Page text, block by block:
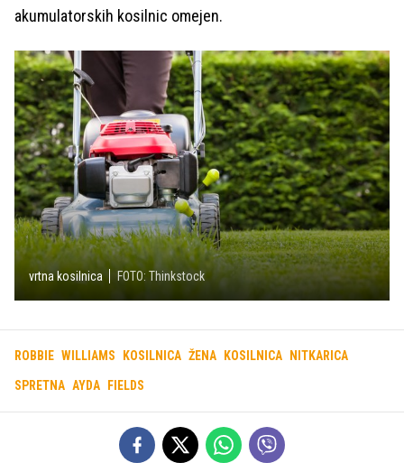
akumulatorskih kosilnic omejen.
vrtna kosilnica FOTO: Thinkstock
ROBBIE WILLIAMS KOSILNICA ŽENA KOSILNICA NITKARICA
SPRETNA AYDA FIELDS